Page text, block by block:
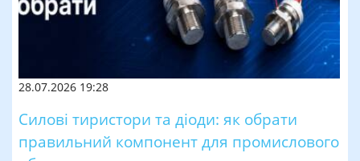
28.07.2026 19:28
Силові тиристори та діоди: як обрати
правильний компонент для промислового